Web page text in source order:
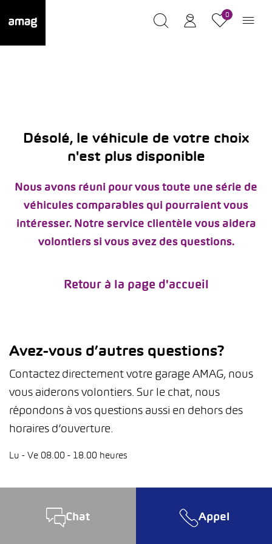
0
Désolé, le véhicule de votre choix
n'est plus disponible
Nous avons réuni pour vous toute une série de
véhicules comparables qui pourraient vous
intéresser. Notre service clientèle vous aidera
volontiers si vous avez des questions.
Retour à la page d'accueil
Avez-vous d’autres questions?
Contactez directement votre garage AMAG, nous
vous aiderons volontiers. Sur le chat, nous
répondons à vos questions aussi en dehors des
horaires d’ouverture.
Lu - Ve 08.00 - 18.00 heures
Chat Appel